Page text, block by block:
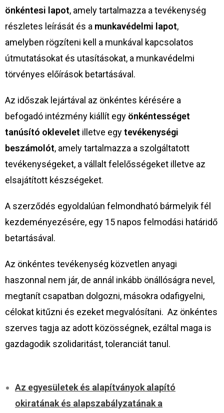
önkéntesi lapot, amely tartalmazza a tevékenység
részletes leírását és a munkavédelmi lapot,
amelyben rögzíteni kell a munkával kapcsolatos
útmutatásokat és utasításokat, a munkavédelmi
törvényes előírások betartásával.
Az időszak lejártával az önkéntes kérésére a
befogadó intézmény kiállít egy önkéntességet
tanúsító oklevelet illetve egytevékenységi
beszámolót, amely tartalmazza a szolgáltatott
tevékenységeket, a vállalt felelősségeket illetve az
elsajátított készségeket.
A szerződés egyoldalúan felmondható bármelyik fél
kezdeményezésére, egy 15 napos felmodási határidő
betartásával.
Az önkéntes tevékenység közvetlen anyagi
haszonnal nem jár, de annál inkább önállóságra nevel,
megtanít csapatban dolgozni, másokra odafigyelni,
célokat kitűzni és ezeket megvalósítani. Az önkéntes
szerves tagja az adott közösségnek, ezáltal maga is
gazdagodik szolidaritást, toleranciát tanul.
Az egyesületek és alapítványok alapító
okiratának és alapszabályzatának a